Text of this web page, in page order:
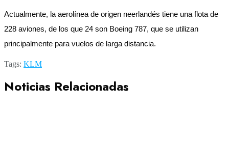
Actualmente, la aerolínea de origen neerlandés tiene una flota de
228 aviones, de los que 24 son Boeing 787, que se utilizan
principalmente para vuelos de larga distancia.
Tags: KLM
Noticias Relacionadas